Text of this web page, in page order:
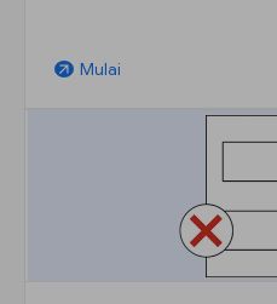
arrow_outward Mulai